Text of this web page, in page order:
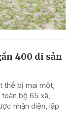
400 di sản
thể bị mai một,
bộ 65 xã,
nhận diện, lập